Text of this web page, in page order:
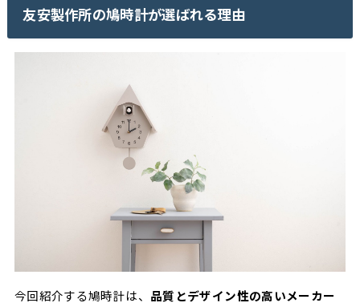
友安製作所の鳩時計が選ばれる理由
今回紹介する鳩時計は、 品質とデザイン性の高いメーカー